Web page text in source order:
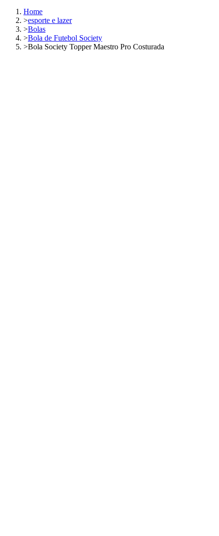
Home
>esporte e lazer
>Bolas
>Bola de Futebol Society
>Bola Society Topper Maestro Pro Costurada